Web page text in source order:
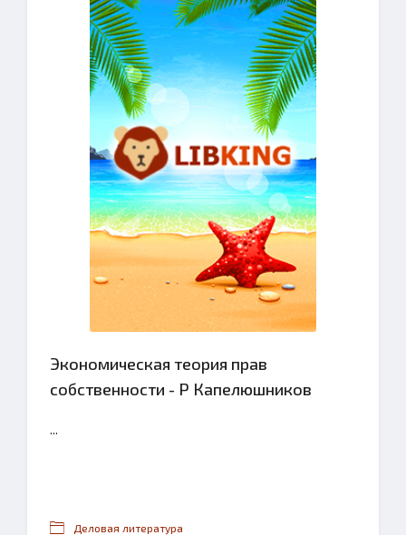
Экономическая теория прав
собственности - Р Капелюшников
...
Деловая литература